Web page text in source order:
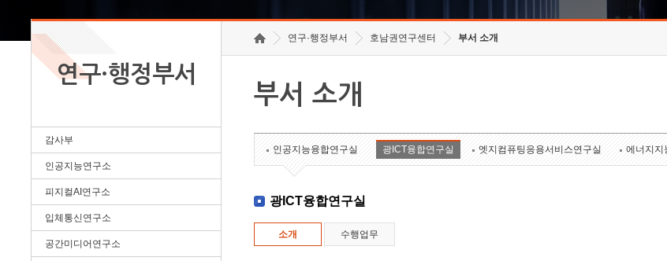
연구·행정부서
감사부
인공지능연구소
피지컬AI연구소
입체통신연구소
공간미디어연구소
연구·행정부서 호남권연구센터 부서 소개
부서 소개
인공지능융합연구실 광ICT융합연구실 엣지컴퓨팅응용서비스연구실 에너지지
광ICT융합연구실
소개 수행업무